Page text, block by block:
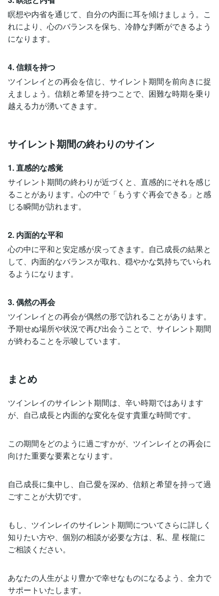
瞑想や内省を通じて、自分の内面に耳を傾けましょう。こ
れにより、心のバランスを保ち、冷静な判断ができるよう
になります。
4. 信頼を持つ
ツインレイとの再会を信じ、サイレント期間を前向きに捉
えましょう。信頼と希望を持つことで、困難な時期を乗り
越える力が湧いてきます。
サイレント期間の終わりのサイン
1. 直感的な感覚
サイレント期間の終わりが近づくと、直感的にそれを感じ
ることがあります。心の中で「もうすぐ再会できる」と感
じる瞬間が訪れます。
2. 内面的な平和
心の中に平和と安定感が戻ってきます。自己成長の結果と
して、内面的なバランスが取れ、穏やかな気持ちでいられ
るようになります。
3. 偶然の再会
ツインレイとの再会が偶然の形で訪れることがあります。
予期せぬ場所や状況で再び出会うことで、サイレント期間
が終わることを示唆しています。
まとめ
ツインレイのサイレント期間は、辛い時期ではあります
が、自己成長と内面的な変化を促す貴重な時間です。
この期間をどのように過ごすかが、ツインレイとの再会に
向けた重要な要素となります。
自己成長に集中し、自己愛を深め、信頼と希望を持って過
ごすことが大切です。
もし、ツインレイのサイレント期間についてさらに詳しく
知りたい方や、個別の相談が必要な方は、私、星 桜龍に
ご相談ください。
あなたの人生がより豊かで幸せなものになるよう、全力で
サポートいたします。